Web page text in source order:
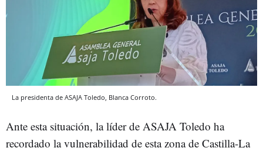
La presidenta de ASAJA Toledo, Blanca Corroto.
Ante esta situación, la líder de ASAJA Toledo ha
recordado la vulnerabilidad de esta zona de Castilla-La